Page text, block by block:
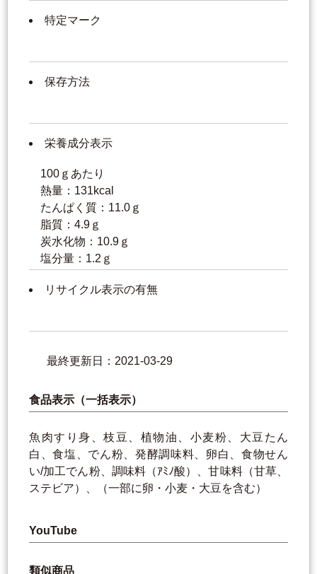
特定マーク
保存方法
栄養成分表示
100ｇあたり
熱量：131kcal
たんぱく質：11.0ｇ
脂質：4.9ｇ
炭水化物：10.9ｇ
塩分量：1.2ｇ
リサイクル表示の有無
最終更新日：2021-03-29
食品表示（一括表示）
魚肉すり身、枝豆、植物油、小麦粉、大豆たん
白、食塩、でん粉、発酵調味料、卵白、食物せん
い/加工でん粉、調味料（ｱﾐﾉ酸）、甘味料（甘草、
ステビア）、（一部に卵・小麦・大豆を含む）
YouTube
類似商品